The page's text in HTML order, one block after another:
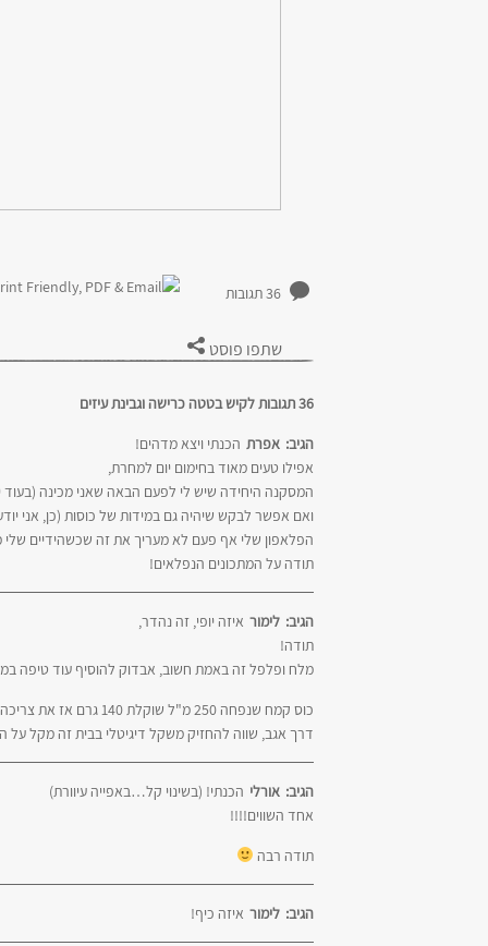
36 תגובות
שתפו פוסט
36 תגובות לקיש בטטה כרישה וגבינת עיזים
אפרת הגיב:
הכנתי ויצא מדהים!
אפילו טעים מאוד בחימום יום למחרת,
המסקנה היחידה שיש לי לפעם הבאה שאני מכינה
ואם אפשר לבקש שיהיה גם במידות של כוסות (כן, אני
הפלאפון שלי אף פעם לא מעריך את זה שכשהידיים שלי מקומחות
תודה על המתכונים הנפלאים!
לימור הגיב:
איזה יופי, זה נהדר,
תודה!
מלח ופלפל זה באמת חשוב, אבדוק להוסיף עוד טיפה
כוס קמח שנפחה 250 מ"ל שוקלת 140 גרם אז את צריכה כוס וחצי פחות 2 כפיות לערך,
דרך אגב, שווה להחזיק משקל דיגיטלי בבית זה מקל
אורלי הגיב:
הכנתי! (בשינוי קל…באפייה עיוורת)
אחד השווים!!!!
תודה רבה
לימור הגיב: איזה כיף!